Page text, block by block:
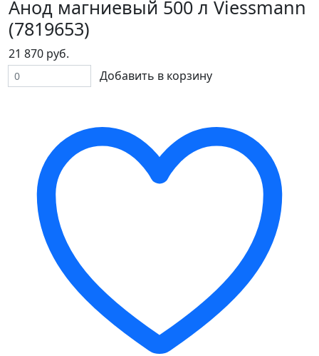
Анод магниевый 500 л Viessmann
(7819653)
21 870 руб.
Добавить в корзину